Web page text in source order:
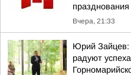
Вчера, 21:33
Юрий Зайцев:
радуют